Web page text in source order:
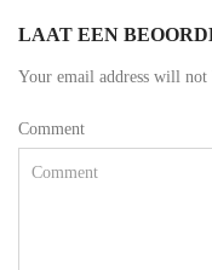
LAAT EEN
Your email address will not
Comment